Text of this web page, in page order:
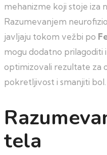
mehanizme koji stoje iza
Razumevanjem
javljaju tokom vežbi po
mogu dodatno prilagoditi
optimizovali rezultate za
pokretljivost i smanjiti bol.
tela